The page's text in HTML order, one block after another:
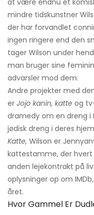
mindre tidskunstner
der har forvandlet
ingen ringere end den
tager Wilson under
man bruger sine
advarsler mod dem.
Andre projekter med
er Jojo kanin, katte og
dramedy om en dreng i
jødisk dreng i deres
Katte, Wilson er
kattestamme, der hvert
anden lejekontrakt på
oplysninger op om
året.
Hvor Gammel Er